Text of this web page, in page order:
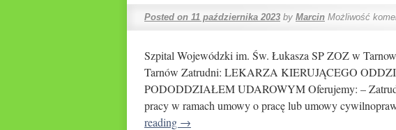
Posted on 11 października 2023 by Marcin Możliwość
Szpital Wojewódzki im. Św. Łukasza SP ZOZ w
Tarnów Zatrudni: LEKARZA KIERUJĄCEGO
PODODDZIAŁEM UDAROWYM Oferujemy: –
pracy w ramach umowy o pracę lub umowy
reading →